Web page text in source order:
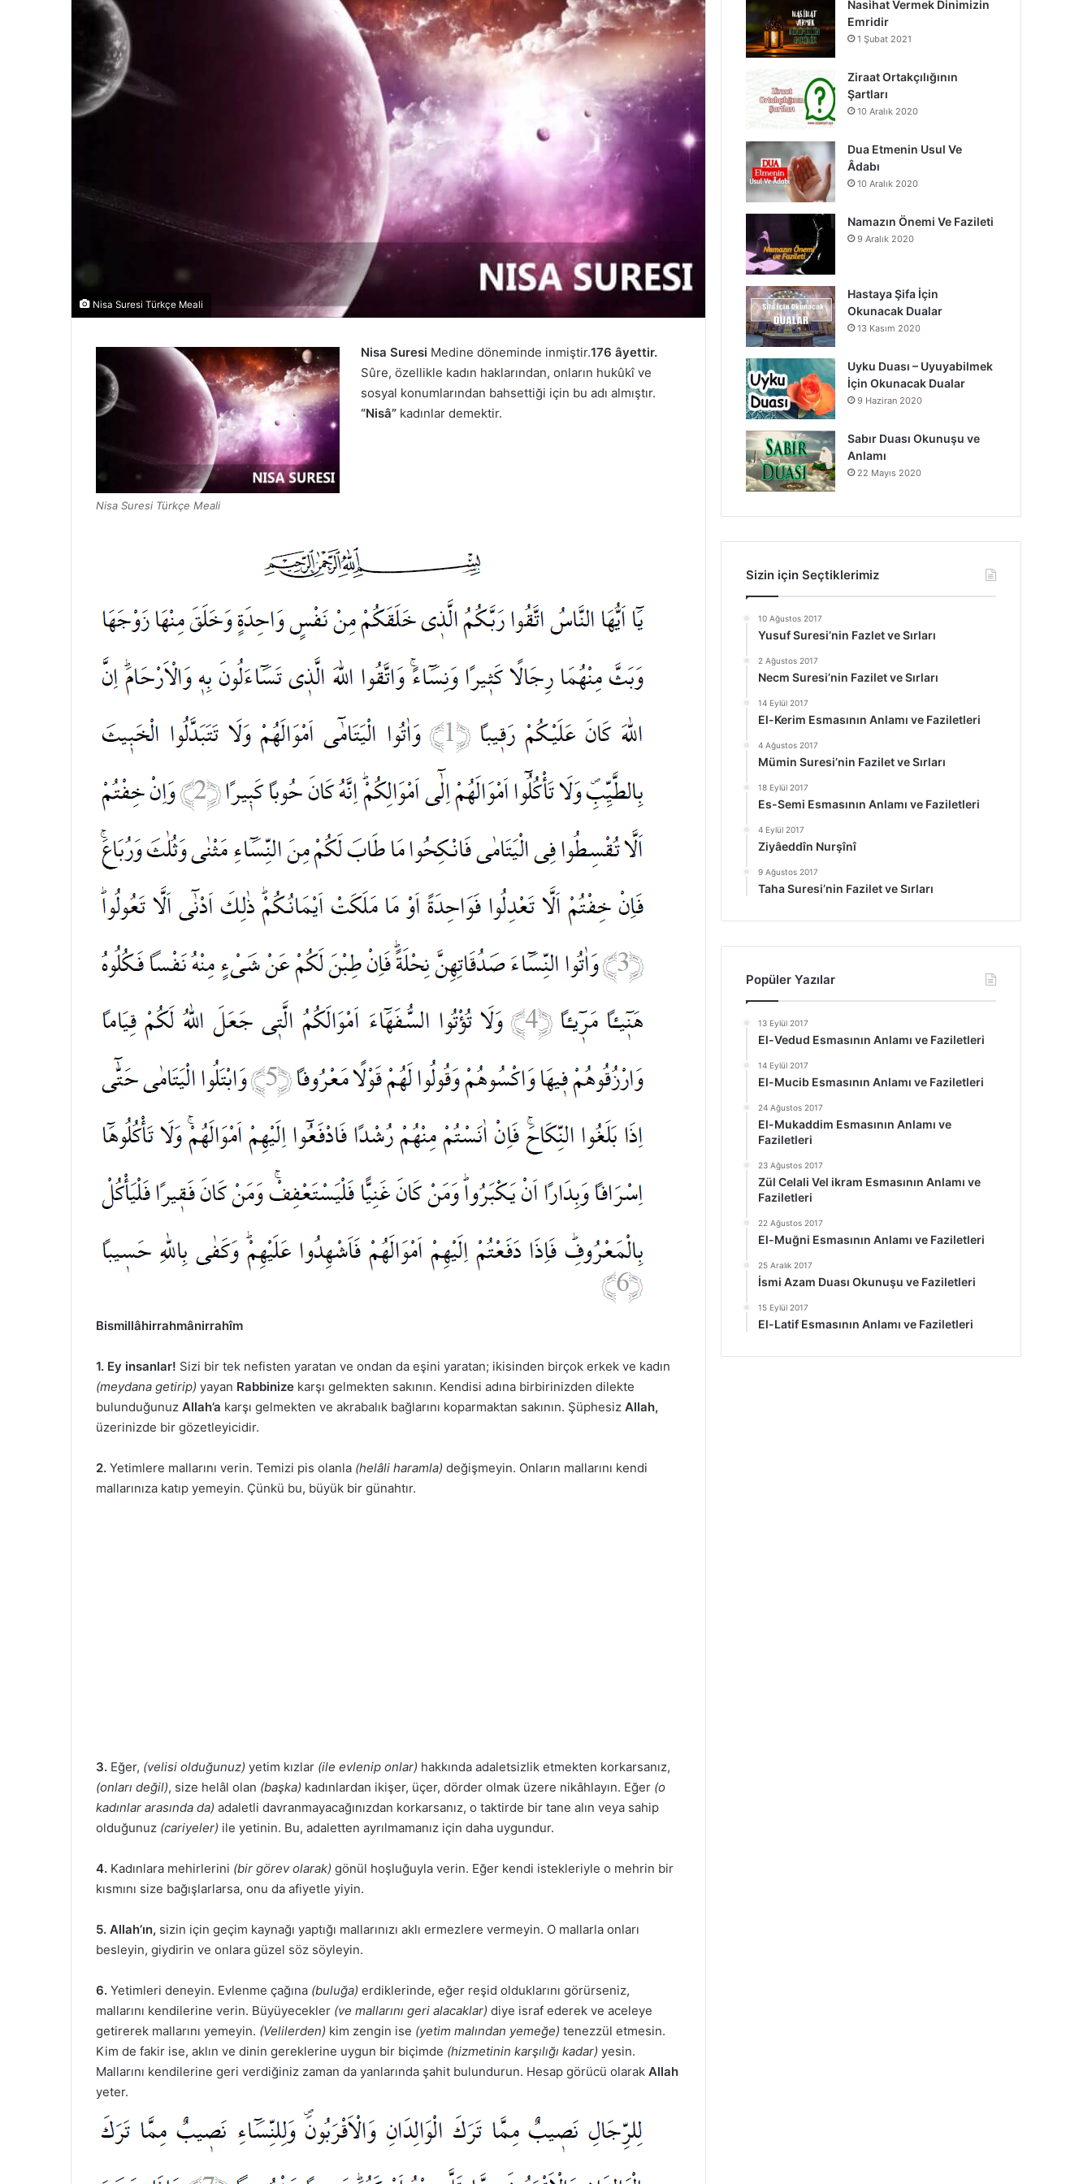
Nisa Suresi Türkçe Meali
Nisa Suresi Türkçe Meali
Nisa Suresi Medine döneminde inmiştir.176 âyettir.
Sûre, özellikle kadın haklarından, onların hukûkî ve
sosyal konumlarından bahsettiği için bu adı almıştır.
“Nisâ” kadınlar demektir.
Bismillâhirrahmânirrahîm
1. Ey insanlar! Sizi bir tek nefisten yaratan ve ondan da eşini yaratan; ikisinden birçok erkek ve kadın
(meydana getirip) yayan Rabbinize karşı gelmekten sakının. Kendisi adına birbirinizden dilekte
bulunduğunuz Allah’a karşı gelmekten ve akrabalık bağlarını koparmaktan sakının. Şüphesiz Allah,
üzerinizde bir gözetleyicidir.
2. Yetimlere mallarını verin. Temizi pis olanla (helâli haramla) değişmeyin. Onların mallarını kendi
mallarınıza katıp yemeyin. Çünkü bu, büyük bir günahtır.
3. Eğer, (velisi olduğunuz) yetim kızlar (ile evlenip onlar) hakkında adaletsizlik etmekten korkarsanız,
(onları değil), size helâl olan (başka) kadınlardan ikişer, üçer, dörder olmak üzere nikâhlayın. Eğer (o
kadınlar arasında da) adaletli davranmayacağınızdan korkarsanız, o taktirde bir tane alın veya sahip
olduğunuz (cariyeler) ile yetinin. Bu, adaletten ayrılmamanız için daha uygundur.
4. Kadınlara mehirlerini (bir görev olarak) gönül hoşluğuyla verin. Eğer kendi istekleriyle o mehrin bir
kısmını size bağışlarlarsa, onu da afiyetle yiyin.
5. Allah’ın, sizin için geçim kaynağı yaptığı mallarınızı aklı ermezlere vermeyin. O mallarla onları
besleyin, giydirin ve onlara güzel söz söyleyin.
6. Yetimleri deneyin. Evlenme çağına (buluğa) erdiklerinde, eğer reşid olduklarını görürseniz,
mallarını kendilerine verin. Büyüyecekler (ve mallarını geri alacaklar) diye israf ederek ve aceleye
getirerek mallarını yemeyin. (Velilerden) kim zengin ise (yetim malından yemeğe) tenezzül etmesin.
Kim de fakir ise, aklın ve dinin gereklerine uygun bir biçimde (hizmetinin karşılığı kadar) yesin.
Mallarını kendilerine geri verdiğiniz zaman da yanlarında şahit bulundurun. Hesap görücü olarak Allah
yeter.
o
o
k
b
g
a
Nasihat Vermek Dinimizin
Emridir
1 Şubat 2021
Ziraat Ortakçılığının
Şartları
10 Aralık 2020
Dua Etmenin Usul Ve
Âdabı
10 Aralık 2020
Namazın Önemi Ve Fazileti
9 Aralık 2020
Hastaya Şifa İçin
Okunacak Dualar
13 Kasım 2020
Uyku Duası – Uyuyabilmek
İçin Okunacak Dualar
9 Haziran 2020
Sabır Duası Okunuşu ve
Anlamı
22 Mayıs 2020
Sizin için Seçtiklerimiz
10 Ağustos 2017
Yusuf Suresi’nin Fazlet ve Sırları
2 Ağustos 2017
Necm Suresi’nin Fazilet ve Sırları
14 Eylül 2017
El-Kerim Esmasının Anlamı ve Faziletleri
4 Ağustos 2017
Mümin Suresi’nin Fazilet ve Sırları
18 Eylül 2017
Es-Semi Esmasının Anlamı ve Faziletleri
4 Eylül 2017
Ziyâeddîn Nurşînî
9 Ağustos 2017
Taha Suresi’nin Fazilet ve Sırları
Popüler Yazılar
13 Eylül 2017
El-Vedud Esmasının Anlamı ve Faziletleri
14 Eylül 2017
El-Mucib Esmasının Anlamı ve Faziletleri
24 Ağustos 2017
El-Mukaddim Esmasının Anlamı ve
Faziletleri
23 Ağustos 2017
Zül Celali Vel ikram Esmasının Anlamı ve
Faziletleri
22 Ağustos 2017
El-Muğni Esmasının Anlamı ve Faziletleri
25 Aralık 2017
İsmi Azam Duası Okunuşu ve Faziletleri
15 Eylül 2017
El-Latif Esmasının Anlamı ve Faziletleri